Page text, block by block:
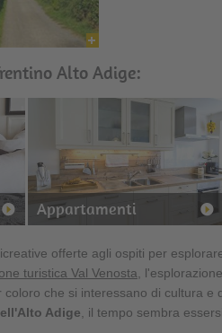
Alto Adige:
Appartamenti
offerte agli ospiti per
turistica Val Venosta ,
che si interessano di cultura e
Adige , il tempo sembra